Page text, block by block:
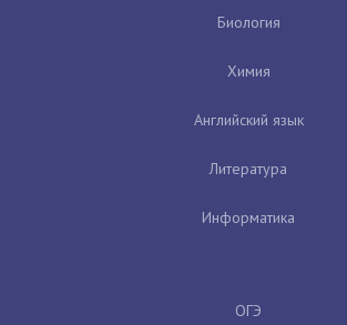
Биология
Химия
Английский язык
Литература
Информатика
ОГЭ